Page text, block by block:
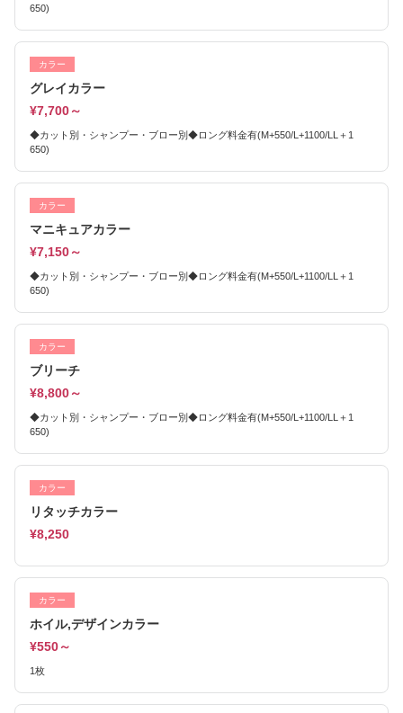
650)
カラー
グレイカラー
¥7,700～
◆カット別・シャンプー・ブロー別◆ロング料金有(M+550/L+1100/LL＋1
650)
カラー
マニキュアカラー
¥7,150～
◆カット別・シャンプー・ブロー別◆ロング料金有(M+550/L+1100/LL＋1
650)
カラー
ブリーチ
¥8,800～
◆カット別・シャンプー・ブロー別◆ロング料金有(M+550/L+1100/LL＋1
650)
カラー
リタッチカラー
¥8,250
カラー
ホイル,デザインカラー
¥550～
1枚